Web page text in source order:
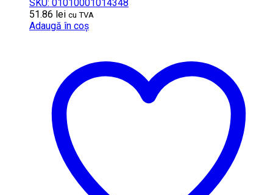
SKU: 01010001014348
51.86 lei cu TVA
Adaugă în coș